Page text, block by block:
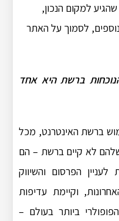
למקום הנכון,
לסמוך על האתר
ברשת היא אחד
ברשת האינטרנט, מכל
לא קיים ברשת – הם
הפרסום והשיווק
וקיימת עדיפות
ביותר בעולם –